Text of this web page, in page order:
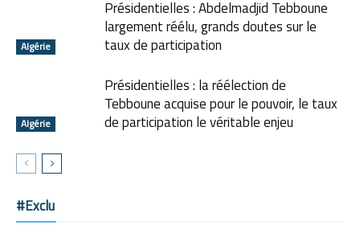
Algérie
Présidentielles : Abdelmadjid Tebboune
largement réélu, grands doutes sur le
taux de participation
Algérie
Présidentielles : la réélection de
Tebboune acquise pour le pouvoir, le taux
de participation le véritable enjeu
#Exclu